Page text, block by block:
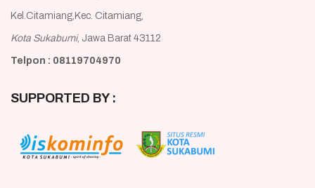
Kel.Citamiang,Kec. Citamiang,
Kota Sukabumi, Jawa Barat 43112
Telpon : 08119704970
SUPPORTED BY :